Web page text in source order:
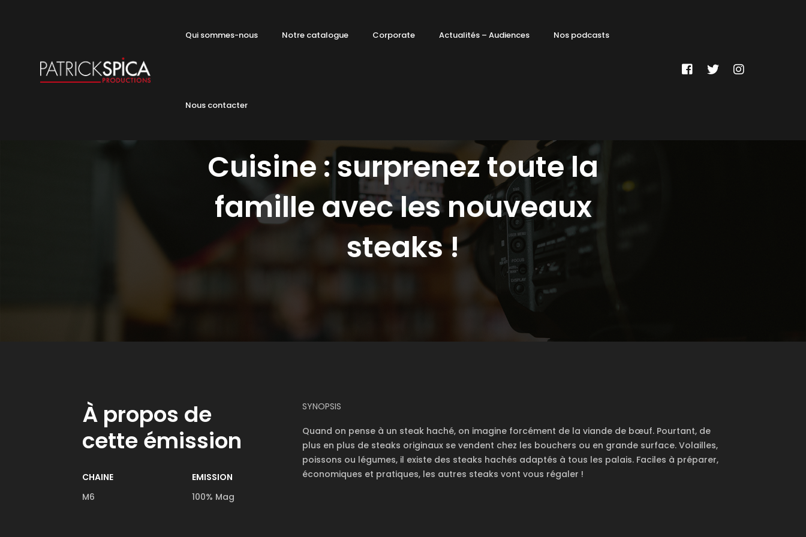
Qui sommes-nous Notre catalogue Corporate Actualités – Audiences Nos podcasts
Nous contacter
Cuisine : surprenez toute la
famille avec les nouveaux
steaks !
À propos de
cette émission
CHAINE
M6
EMISSION
100% Mag
SYNOPSIS
Quand on pense à un steak haché, on imagine forcément de la viande de bœuf. Pourtant, de
plus en plus de steaks originaux se vendent chez les bouchers ou en grande surface. Volailles,
poissons ou légumes, il existe des steaks hachés adaptés à tous les palais. Faciles à préparer,
économiques et pratiques, les autres steaks vont vous régaler !